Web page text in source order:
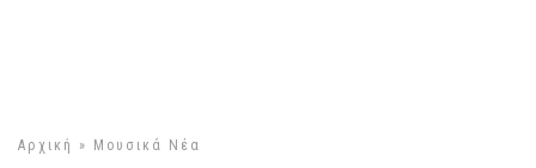
Αρχική » Μουσικά Νέα